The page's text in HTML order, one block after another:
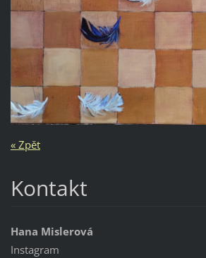
« Zpět
Kontakt
Hana Mislerová
Instagram